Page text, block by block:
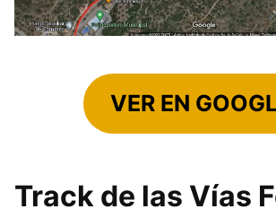
VER EN
Track de las Vías